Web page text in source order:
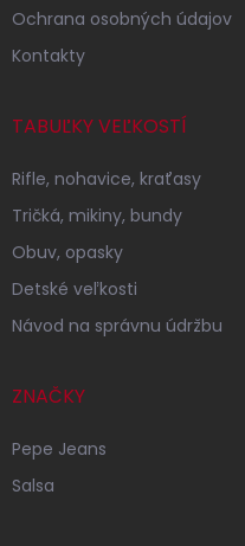
Ochrana osobných údajov
Kontakty
TABUĽKY VEĽKOSTÍ
Rifle, nohavice, kraťasy
Tričká, mikiny, bundy
Obuv, opasky
Detské veľkosti
Návod na správnu údržbu
ZNAČKY
Pepe Jeans
Salsa